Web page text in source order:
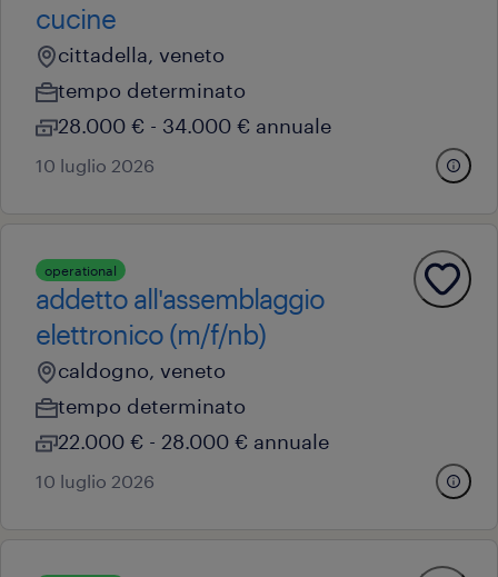
cucine
cittadella, veneto
tempo determinato
28.000 € - 34.000 € annuale
10 luglio 2026
operational
addetto all'assemblaggio
elettronico (m/f/nb)
caldogno, veneto
tempo determinato
22.000 € - 28.000 € annuale
10 luglio 2026